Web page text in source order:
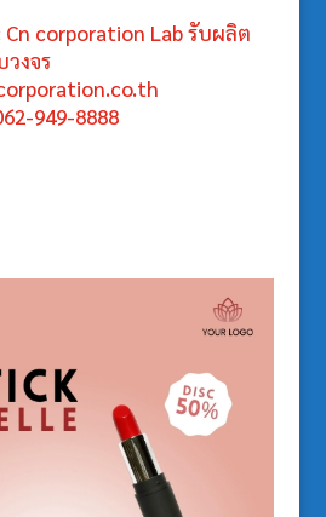
Cn corporation Lab รับผลิต
วงจร
949-8888